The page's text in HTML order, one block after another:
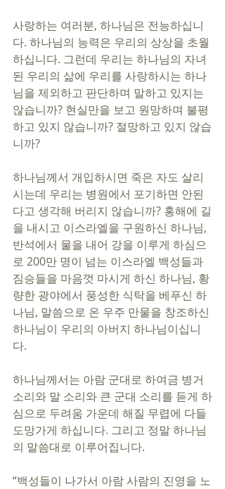
사랑하는 여러분, 하나님은 전능하십니
다. 하나님의 능력은 우리의 상상을 초월
하십니다. 그런데 우리는 하나님의 자녀
된 우리의 삶에 우리를 사랑하시는 하나
님을 제외하고 판단하며 말하고 있지는
않습니까? 현실만을 보고 원망하며 불평
하고 있지 않습니까? 절망하고 있지 않습
니까?
하나님께서 개입하시면 죽은 자도 살리
시는데 우리는 병원에서 포기하면 안된
다고 생각해 버리지 않습니까? 홍해에 길
을 내시고 이스라엘을 구원하신 하나님,
반석에서 물을 내어 강을 이루게 하심으
로 200만 명이 넘는 이스라엘 백성들과
짐승들을 마음껏 마시게 하신 하나님, 황
량한 광야에서 풍성한 식탁을 베푸신 하
나님, 말씀으로 온 우주 만물을 창조하신
하나님이 우리의 아버지 하나님이십니
다.
하나님께서는 아람 군대로 하여금 병거
소리와 말 소리와 큰 군대 소리를 듣게 하
심으로 두려움 가운데 해질 무렵에 다들
도망가게 하십니다. 그리고 정말 하나님
의 말씀대로 이루어집니다.
“백성들이 나가서 아람 사람의 진영을 노